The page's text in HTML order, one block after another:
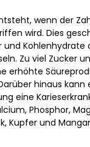
wenn der
wird. Dies
und Kohlenhydrate
Zu viel Zucker
erhöhte
hinaus
eine
Phosphor,
Kupfer und